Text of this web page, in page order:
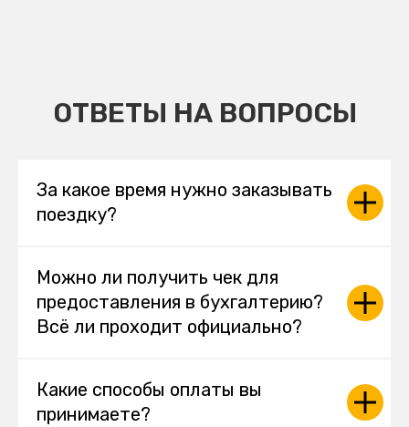
ОТВЕТЫ НА ВОПРОСЫ
За какое время нужно заказывать
поездку?
Можно ли получить чек для
предоставления в бухгалтерию?
Всё ли проходит официально?
Какие способы оплаты вы
принимаете?